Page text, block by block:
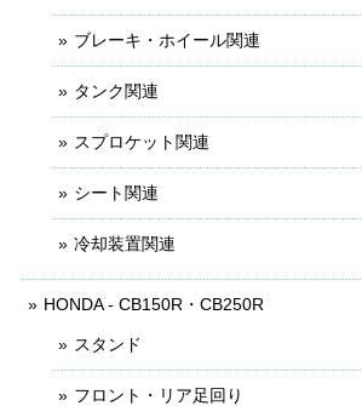
ブレーキ・ホイール関連
タンク関連
スプロケット関連
シート関連
冷却装置関連
HONDA - CB150R・CB250R
スタンド
フロント・リア足回り